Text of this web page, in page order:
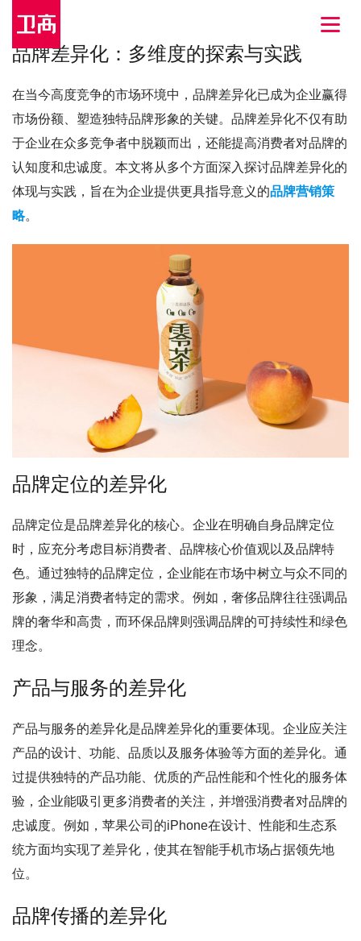
品牌差异化：多维度的探索与实践
在当今高度竞争的市场环境中，品牌差异化已成为企业赢得
市场份额、塑造独特品牌形象的关键。品牌差异化不仅有助
于企业在众多竞争者中脱颖而出，还能提高消费者对品牌的
认知度和忠诚度。本文将从多个方面深入探讨品牌差异化的
体现与实践，旨在为企业提供更具指导意义的品牌营销策
略。
品牌定位的差异化
品牌定位是品牌差异化的核心。企业在明确自身品牌定位
时，应充分考虑目标消费者、品牌核心价值观以及品牌特
色。通过独特的品牌定位，企业能在市场中树立与众不同的
形象，满足消费者特定的需求。例如，奢侈品牌往往强调品
牌的奢华和高贵，而环保品牌则强调品牌的可持续性和绿色
理念。
产品与服务的差异化
产品与服务的差异化是品牌差异化的重要体现。企业应关注
产品的设计、功能、品质以及服务体验等方面的差异化。通
过提供独特的产品功能、优质的产品性能和个性化的服务体
验，企业能吸引更多消费者的关注，并增强消费者对品牌的
忠诚度。例如，苹果公司的iPhone在设计、性能和生态系
统方面均实现了差异化，使其在智能手机市场占据领先地
位。
品牌传播的差异化